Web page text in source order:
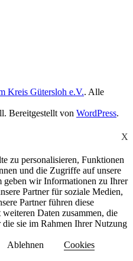
Kreis Gütersloh e.V.. Alle
Bereitgestellt von WordPress.
X
zu personalisieren, Funktionen
und die Zugriffe auf unsere
geben wir Informationen zu Ihrer
Partner für soziale Medien,
Partner führen diese
Daten zusammen, die
die sie im Rahmen Ihrer Nutzung
Ablehnen
Cookies